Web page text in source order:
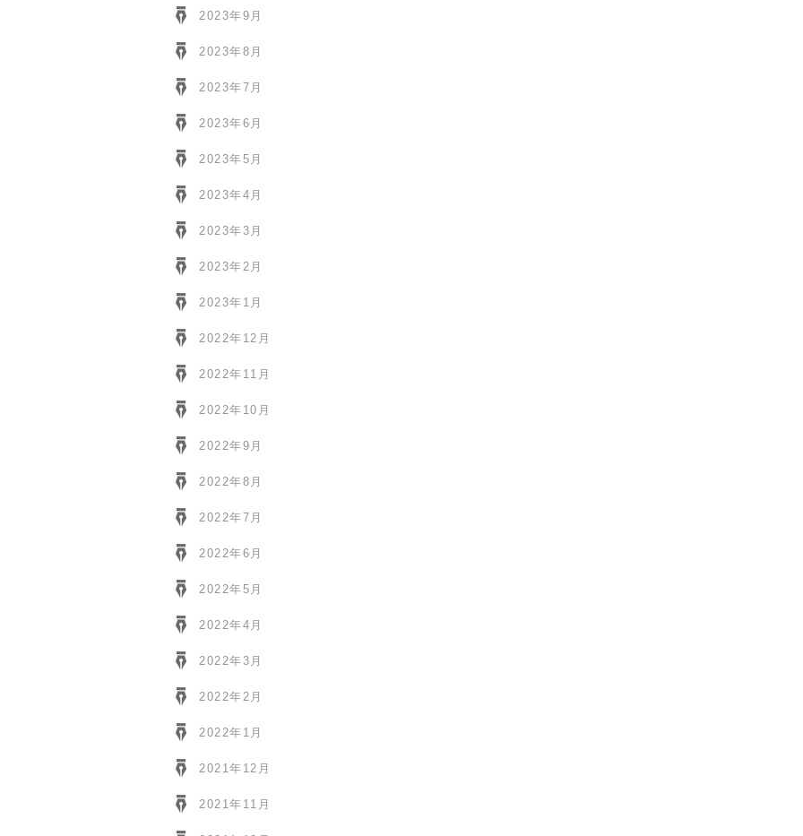
2023年9月
2023年8月
2023年7月
2023年6月
2023年5月
2023年4月
2023年3月
2023年2月
2023年1月
2022年12月
2022年11月
2022年10月
2022年9月
2022年8月
2022年7月
2022年6月
2022年5月
2022年4月
2022年3月
2022年2月
2022年1月
2021年12月
2021年11月